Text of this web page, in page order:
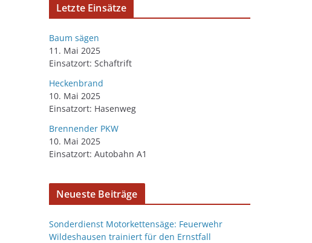
Letzte Einsätze
Baum sägen
11. Mai 2025
Einsatzort: Schaftrift
Heckenbrand
10. Mai 2025
Einsatzort: Hasenweg
Brennender PKW
10. Mai 2025
Einsatzort: Autobahn A1
Neueste Beiträge
Sonderdienst Motorkettensäge: Feuerwehr
Wildeshausen trainiert für den Ernstfall